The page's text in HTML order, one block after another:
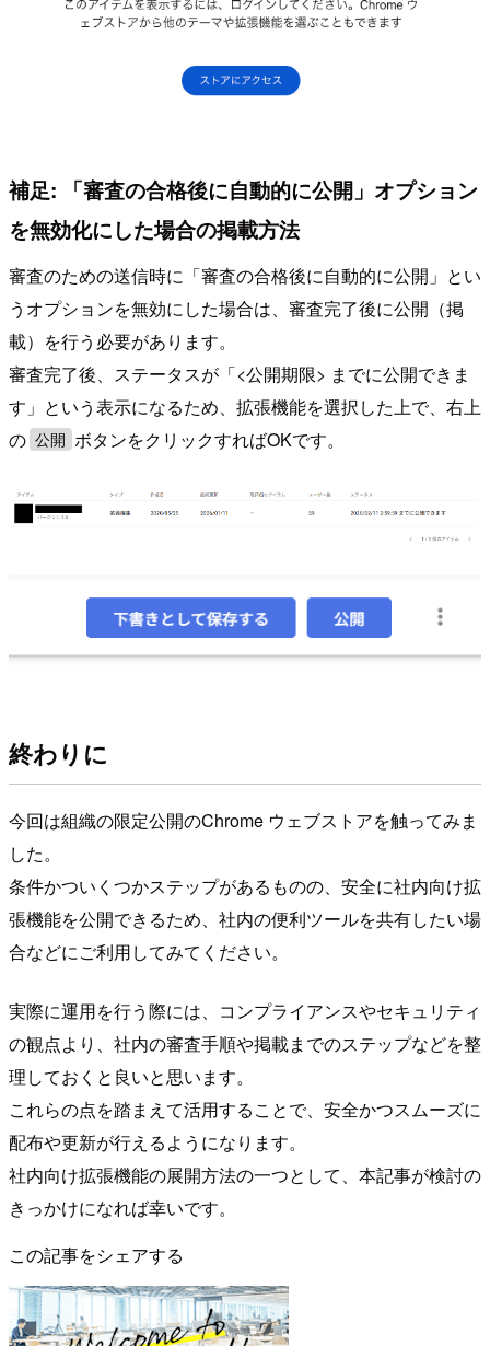
補足: 「審査の合格後に自動的に公開」オプション
を無効化にした場合の掲載方法
審査のための送信時に「審査の合格後に自動的に公開」とい
うオプションを無効にした場合は、審査完了後に公開（掲
載）を行う必要があります。
審査完了後、ステータスが「<公開期限> までに公開できま
す」という表示になるため、拡張機能を選択した上で、右上
の 公開 ボタンをクリックすればOKです。
終わりに
今回は組織の限定公開のChrome ウェブストアを触ってみま
した。
条件かついくつかステップがあるものの、安全に社内向け拡
張機能を公開できるため、社内の便利ツールを共有したい場
合などにご利用してみてください。
実際に運用を行う際には、コンプライアンスやセキュリティ
の観点より、社内の審査手順や掲載までのステップなどを整
理しておくと良いと思います。
これらの点を踏まえて活用することで、安全かつスムーズに
配布や更新が行えるようになります。
社内向け拡張機能の展開方法の一つとして、本記事が検討の
きっかけになれば幸いです。
この記事をシェアする